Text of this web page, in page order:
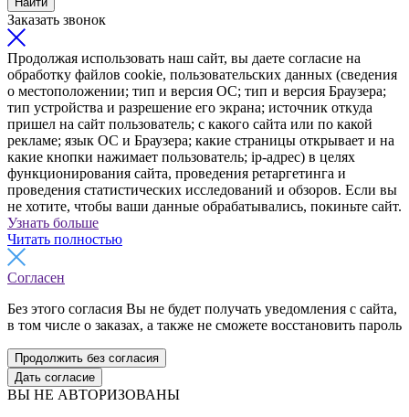
Заказать звонок
Продолжая использовать наш сайт, вы даете согласие на
обработку файлов cookie, пользовательских данных (сведения
о местоположении; тип и версия ОС; тип и версия Браузера;
тип устройства и разрешение его экрана; источник откуда
пришел на сайт пользователь; с какого сайта или по какой
рекламе; язык ОС и Браузера; какие страницы открывает и на
какие кнопки нажимает пользователь; ip-адрес) в целях
функционирования сайта, проведения ретаргетинга и
проведения статистических исследований и обзоров. Если вы
не хотите, чтобы ваши данные обрабатывались, покиньте сайт.
Узнать больше
Читать полностью
Согласен
Без этого согласия Вы не будет получать уведомления с сайта,
в том числе о заказах, а также не сможете восстановить пароль
Продолжить без согласия
Дать согласие
ВЫ НЕ АВТОРИЗОВАНЫ